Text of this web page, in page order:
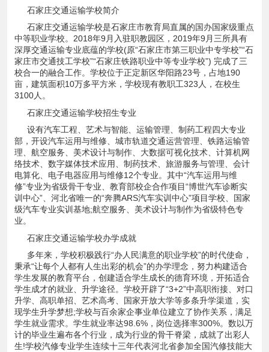
石家庄交通运输学校简介
石家庄交通运输学校是石家庄市教育局直属的国办国家级重点
中等职业学校。2018年9月入驻职教园区，2019年9月三所具有
深厚交通运输专业底蕴的学校(原“石家庄市第三职业中专学校”“石
家庄市交通技工学校”“石家庄铁路职业中等专业学校”) 完成了三
校合一的融合工作。学校位于正定新区华阳路23号，占地190
亩，建筑面积10万多平方米，学校现有教职工323人，在校生
3100人。
石家庄交通运输学校招生专业
设有汽车工程、艺术与智能、运输管理、制药工程四大专业
部，开设汽车运用与维修、城市轨道交通运营管理、铁路运输管
理、航空服务、美术设计与制作、大数据可视化技术、计算机网
络技术、数字媒体技术应用、制药技术、旅游服务与管理、会计
电算化、电子电器应用与维修12个专业。其中“汽车运用与维
修”专业为省级骨干专业、教育部校企合作项目“博世汽车诊断实
训中心”、河北省唯一的“奔腾ARS汽车实训中心”项目学校、国家
级汽车专业实训基地;航空服务、美术设计与制作为省级特色专
业。
石家庄交通运输学校办学成就
多年来，学校积极践行“办人民满意的职业学校”的时代使命，
秉承“让每个人都有人生出彩的机会”的办学理念，努力构建适合
学生发展的教育平台，创建适合学生成长的德育环境，开拓适合
学生成才的就业、升学途径。学校开辟了“3+2”中高职衔接、对口
升学、高职单招、艺术高考、国家开放大学等多条升学渠道，实
现学生升学梦想;学校与百余家企事业单位建立了协作关系，满足
学生就业需求。学生就业率达98.6%，岗位选择率300%。数以万
计的毕业生遍布各个行业，成为行业的骨干脊梁，成就了出彩人
生!学校汽修专业学生连续十三年代表河北省参加全国汽修技能大